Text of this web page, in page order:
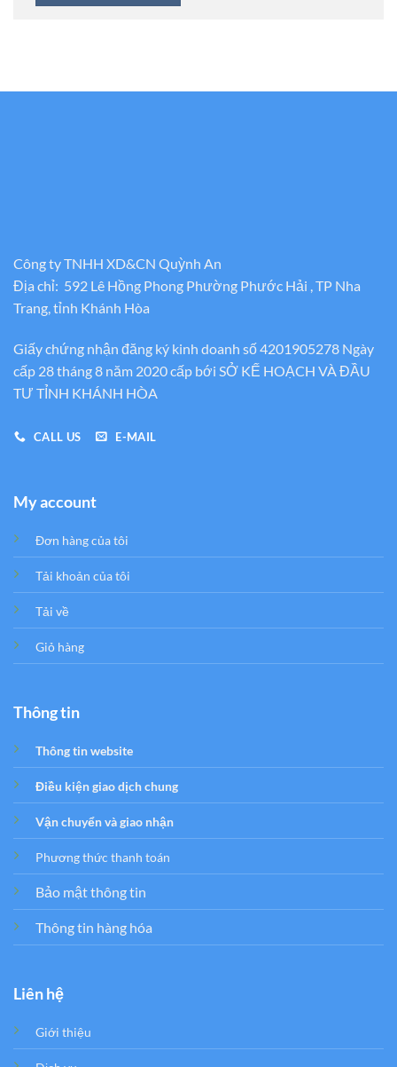
Công ty TNHH XD&CN Quỳnh An
Địa chỉ: 592 Lê Hồng Phong Phường Phước Hải , TP Nha
Trang, tỉnh Khánh Hòa
Giấy chứng nhận đăng ký kinh doanh số 4201905278 Ngày
cấp 28 tháng 8 năm 2020 cấp bới SỞ KẾ HOẠCH VÀ ĐẦU
TƯ TỈNH KHÁNH HÒA
CALL US E-MAIL
My account
Đơn hàng của tôi
Tải khoản của tôi
Tải về
Giỏ hàng
Thông tin
Thông tin website
Điều kiện giao dịch chung
Vận chuyển và giao nhận
Phương thức thanh toán
Bảo mật thông tin
Thông tin hàng hóa
Liên hệ
Giới thiệu